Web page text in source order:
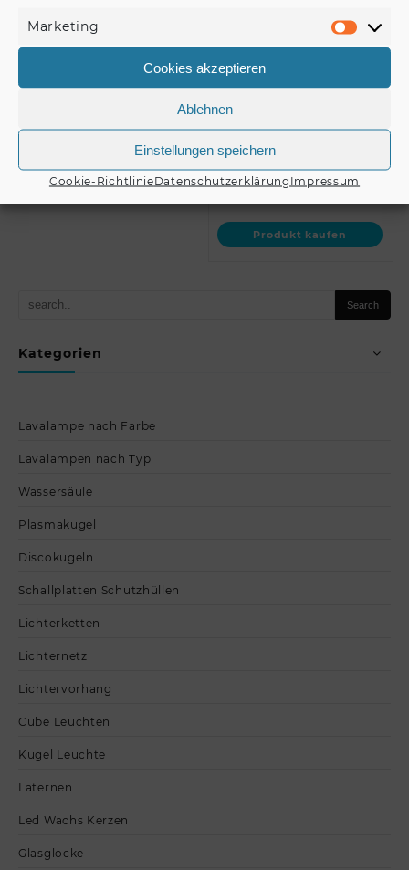
Marketing
Cookies akzeptieren
Ablehnen
Einstellungen speichern
Cookie-RichtlinieDatenschutzerklärung Impressum
Kategorien
Lavalampe nach Farbe
Lavalampen nach Typ
Wassersäule
Plasmakugel
Discokugeln
Schallplatten Schutzhüllen
Lichterketten
Lichternetz
Lichtervorhang
Cube Leuchten
Kugel Leuchte
Laternen
Led Wachs Kerzen
Glasglocke
Racks
ALUTRUSS Set TRILOCK
ALUTRUSS Set TRILOCK
Produkt kaufen
ALUTRUSS Set
QUADLOCK QL-ET34-
€2.149,00
Produkt kaufen